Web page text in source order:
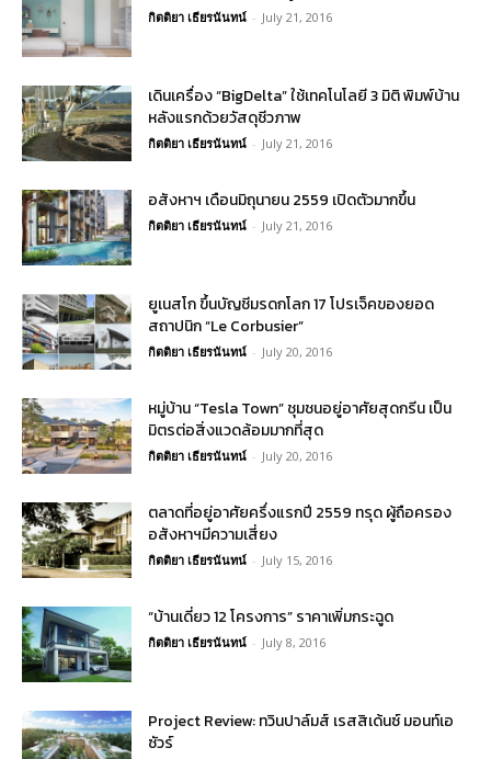
กิตติยา เธียรนันทน์ - July 21, 2016
เดินเครื่อง “BigDelta” ใช้เทคโนโลยี 3 มิติ พิมพ์บ้าน
หลังแรกด้วยวัสดุชีวภาพ
กิตติยา เธียรนันทน์ - July 21, 2016
อสังหาฯ เดือนมิถุนายน 2559 เปิดตัวมากขึ้น
กิตติยา เธียรนันทน์ - July 21, 2016
ยูเนสโก ขึ้นบัญชีมรดกโลก 17 โปรเจ็คของยอด
สถาปนิก “Le Corbusier”
กิตติยา เธียรนันทน์ - July 20, 2016
หมู่บ้าน “Tesla Town” ชุมชนอยู่อาศัยสุดกรีน เป็น
มิตรต่อสิ่งแวดล้อมมากที่สุด
กิตติยา เธียรนันทน์ - July 20, 2016
ตลาดที่อยู่อาศัยครึ่งแรกปี 2559 ทรุด ผู้ถือครอง
อสังหาฯมีความเสี่ยง
กิตติยา เธียรนันทน์ - July 15, 2016
“บ้านเดี่ยว 12 โครงการ” ราคาเพิ่มกระฉูด
กิตติยา เธียรนันทน์ - July 8, 2016
Project Review: ทวินปาล์มส์ เรสสิเด้นซ์ มอนท์เอ
ซัวร์